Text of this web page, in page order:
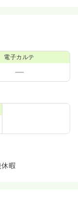
電子カルテ
暇